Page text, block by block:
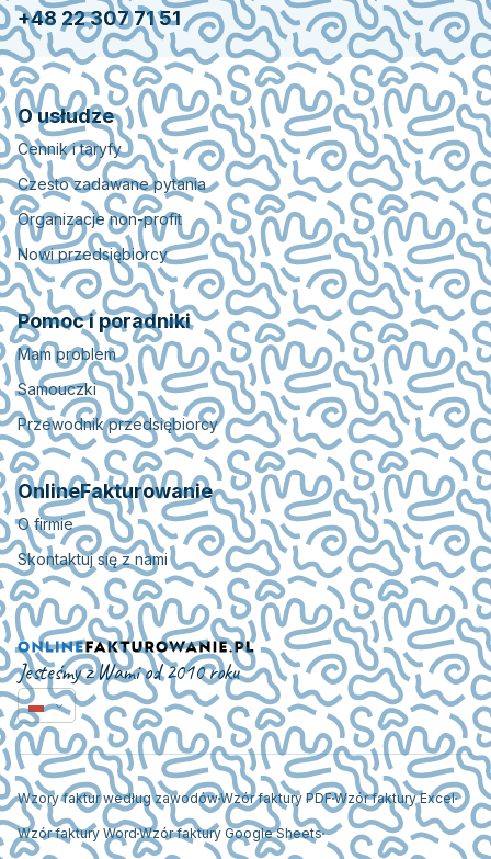
+48 22 307 71 51
O usłudze
Cennik i taryfy
Czesto zadawane pytania
Organizacje non-profit
Nowi przedsiębiorcy
Pomoc i poradniki
Mam problem
Samouczki
Przewodnik przedsiębiorcy
OnlineFakturowanie
O firmie
Skontaktuj się z nami
Jesteśmy z Wami od 2010 roku
Wzory faktur według zawodówWzór faktury PDFWzór faktury Excel
Wzór faktury WordWzór faktury Google Sheets